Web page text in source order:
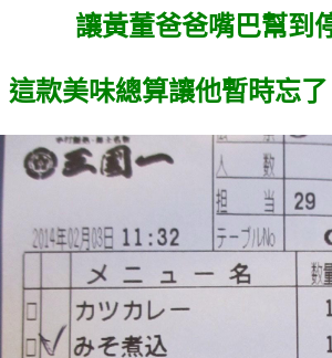
讓黃董爸爸嘴巴幫到
這款美味總算讓他暫時忘了